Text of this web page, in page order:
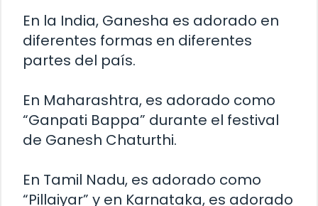
En la India, Ganesha es adorado en
diferentes formas en diferentes
partes del país.
En Maharashtra, es adorado como
“Ganpati Bappa” durante el festival
de Ganesh Chaturthi.
En Tamil Nadu, es adorado como
“Pillaiyar” y en Karnataka, es adorado